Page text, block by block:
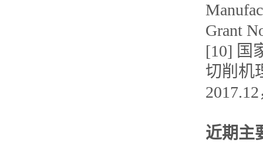
Grant
[10] 国
切削机
近期主